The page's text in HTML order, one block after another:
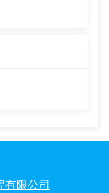
有限公司